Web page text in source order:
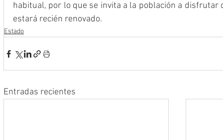
habitual, por lo que se invita a la población a disfrutar
estará recién renovado.
Estado
Entradas recientes